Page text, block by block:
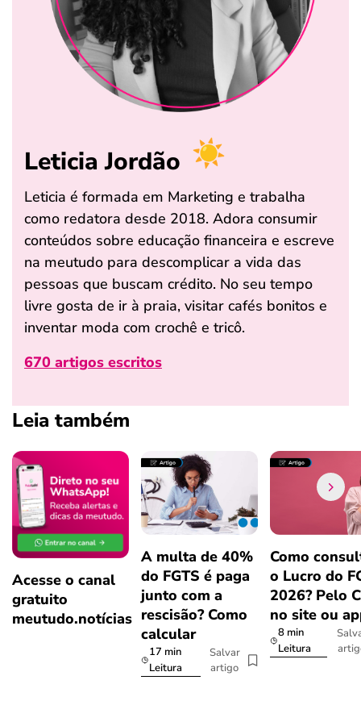
Leticia Jordão
Leticia é formada em Marketing e trabalha
como redatora desde 2018. Adora consumir
conteúdos sobre educação financeira e escreve
na meutudo para descomplicar a vida das
pessoas que buscam crédito. No seu tempo
livre gosta de ir à praia, visitar cafés bonitos e
inventar moda com crochê e tricô.
670 artigos escritos
Leia também
Acesse o canal
gratuito
meutudo.notícias
A multa de 40%
do FGTS é paga
junto com a
rescisão? Como
calcular
17 min
Leitura
Salvar
artigo
Como
o Lucro do
2026? Pelo
no site ou
8 min
Leitura